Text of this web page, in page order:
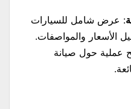
: عرض شامل للسيارات
الأسعار والمواصفات.
عملية حول صيانة